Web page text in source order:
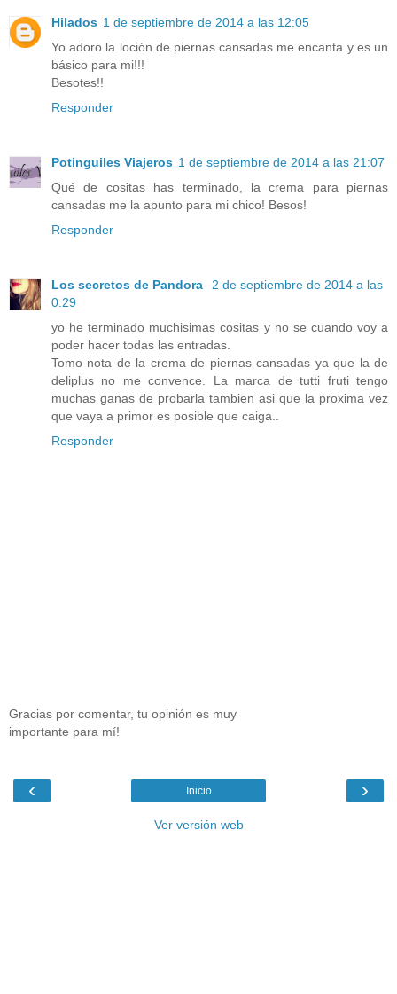
Hilados 1 de septiembre de 2014 a las 12:05
Yo adoro la loción de piernas cansadas me encanta y es un
básico para mi!!!
Besotes!!
Responder
Potinguiles Viajeros 1 de septiembre de 2014 a las 21:07
Qué de cositas has terminado, la crema para piernas
cansadas me la apunto para mi chico! Besos!
Responder
Los secretos de Pandora
2 de septiembre de 2014 a las
0:29
yo he terminado muchisimas cositas y no se cuando voy a
poder hacer todas las entradas.
Tomo nota de la crema de piernas cansadas ya que la de
deliplus no me convence. La marca de tutti fruti tengo
muchas ganas de probarla tambien asi que la proxima vez
que vaya a primor es posible que caiga..
Responder
Gracias por comentar, tu opinión es muy
importante para mí!
‹ ›
Inicio
Ver versión web